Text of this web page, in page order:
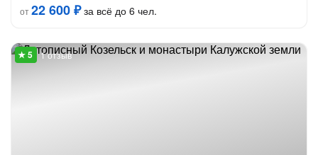
от22 600 ₽за всё до 6 чел.
1 отзыв